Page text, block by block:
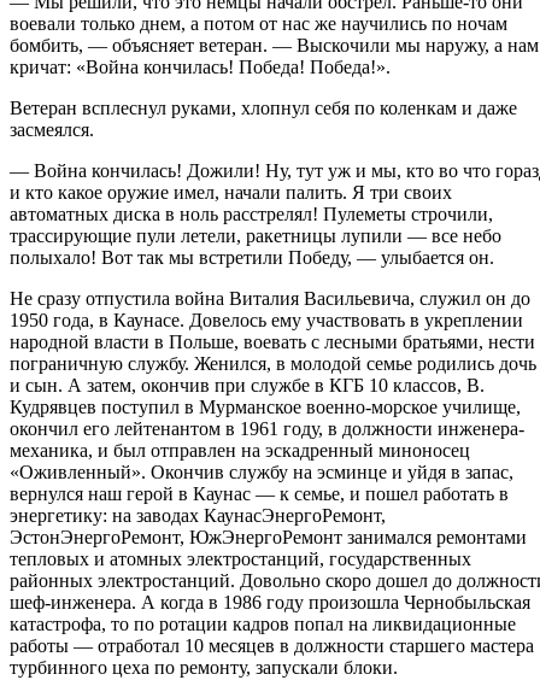
воевали только днем, а потом от нас же научились по ночам
бомбить, — объясняет ветеран. — Выскочили мы наружу, а нам
кричат: «Война кончилась! Победа! Победа!».
Ветеран всплеснул руками, хлопнул себя по коленкам и даже
засмеялся.
— Война кончилась! Дожили! Ну, тут уж и мы, кто во что
и кто какое оружие имел, начали палить. Я три своих
автоматных диска в ноль расстрелял! Пулеметы строчили,
трассирующие пули летели, ракетницы лупили — все небо
полыхало! Вот так мы встретили Победу, — улыбается он.
Не сразу отпустила война Виталия Васильевича, служил он до
1950 года, в Каунасе. Довелось ему участвовать в укреплении
народной власти в Польше, воевать с лесными братьями, нести
пограничную службу. Женился, в молодой семье родились дочь
и сын. А затем, окончив при службе в КГБ 10 классов, В.
Кудрявцев поступил в Мурманское военно-морское училище,
окончил его лейтенантом в 1961 году, в должности инженера-
механика, и был отправлен на эскадренный миноносец
«Оживленный». Окончив службу на эсминце и уйдя в запас,
вернулся наш герой в Каунас — к семье, и пошел работать в
энергетику: на заводах КаунасЭнергоРемонт,
ЭстонЭнергоРемонт, ЮжЭнергоРемонт занимался ремонтами
тепловых и атомных электростанций, государственных
районных электростанций. Довольно скоро дошел до
шеф-инженера. А когда в 1986 году произошла Чернобыльская
катастрофа, то по ротации кадров попал на ликвидационные
работы — отработал 10 месяцев в должности старшего мастера
турбинного цеха по ремонту, запускали блоки.